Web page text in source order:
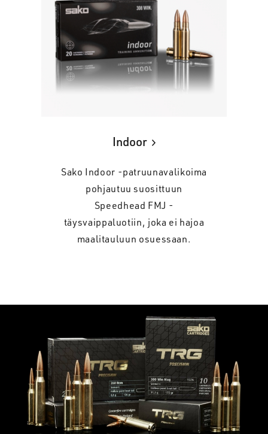
Indoor
Sako Indoor -patruunavalikoima
pohjautuu suosittuun
Speedhead FMJ -
täysvaippaluotiin, joka ei hajoa
maalitauluun osuessaan.